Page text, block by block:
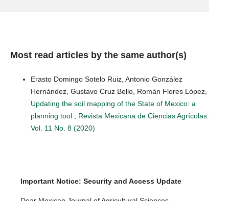
Most read articles by the same author(s)
Erasto Domingo Sotelo Ruiz, Antonio González
Hernández, Gustavo Cruz Bello, Román Flores López,
Updating the soil mapping of the State of Mexico: a
planning tool
Revista Mexicana de Ciencias Agrícolas:
Vol. 11 No. 8 (2020)
Important Notice: Security and Access Update